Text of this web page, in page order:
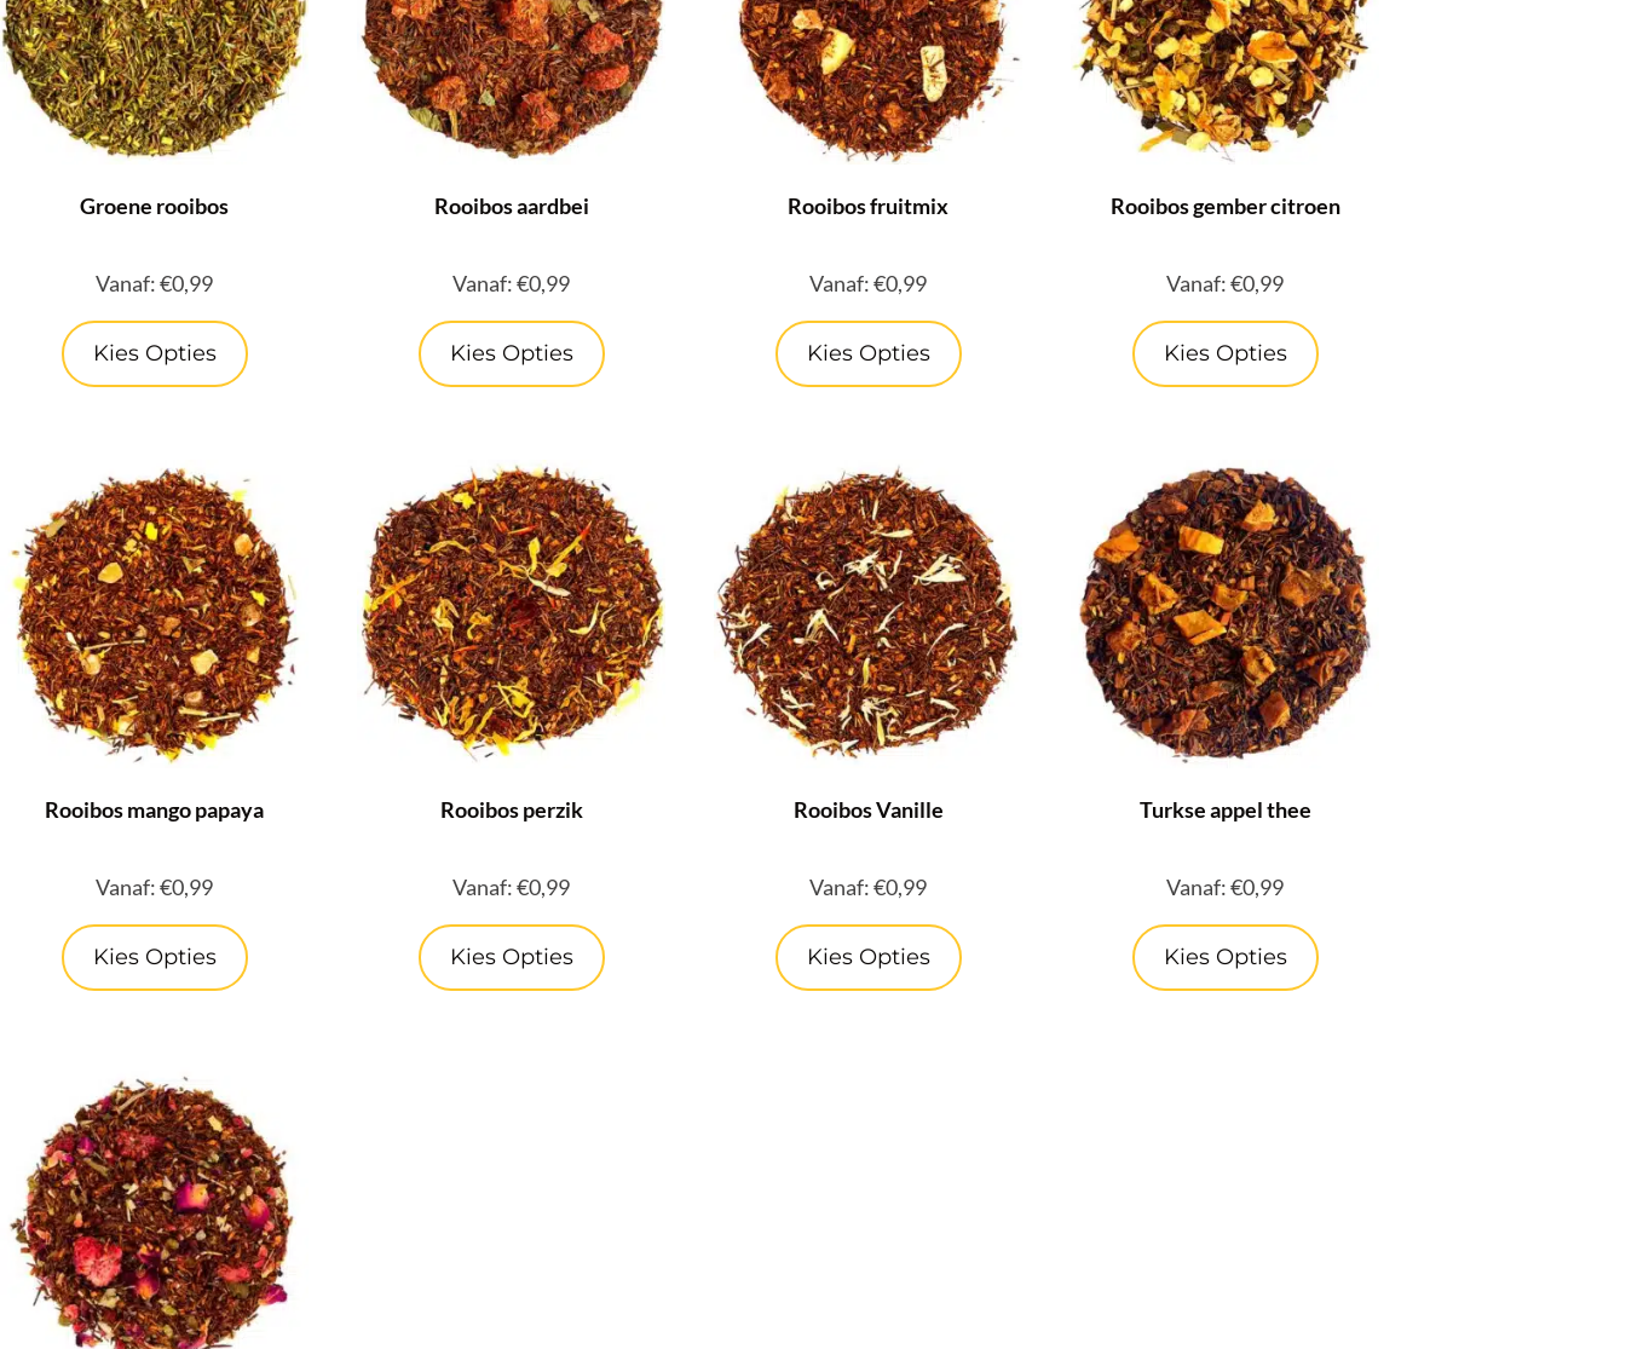
Groene rooibos
Vanaf:€0,99
Kies Opties
Rooibos aardbei
Vanaf:€0,99
Kies Opties
Rooibos fruitmix
Vanaf:€0,99
Kies Opties
Rooibos gember citroen
Vanaf:€0,99
Kies Opties
Rooibos mango papaya
Vanaf:€0,99
Kies Opties
Rooibos perzik
Vanaf:€0,99
Kies Opties
Rooibos Vanille
Vanaf:€0,99
Kies Opties
Turkse appel thee
Vanaf:€0,99
Kies Opties